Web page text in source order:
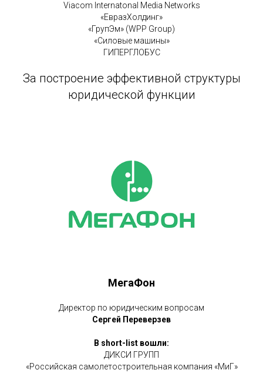
Viacom Internatonal Media Networks
«ЕвразХолдинг»
«ГрупЭм» (WPP Group)
«Силовые машины»
ГИПЕРГЛОБУС
За построение эффективной структуры
юридической функции
МегаФон
Директор по юридическим вопросам
Сергей Переверзев
В short-list вошли:
ДИКСИ ГРУПП
«Российская самолетостроительная компания «МиГ»